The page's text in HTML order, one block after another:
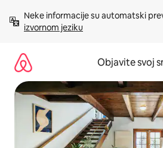
sadržaj
Neke informacije su automatski
izvornom jeziku
Objavite svoj